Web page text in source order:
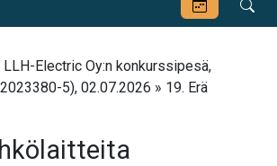
LLH-Electric Oy:n konkurssipesä,
5), 02.07.2026 » 19. Erä